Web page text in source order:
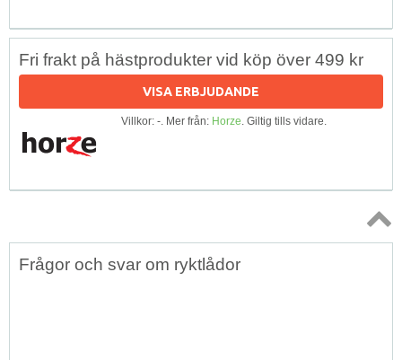
Fri frakt på hästprodukter vid köp över 499 kr
VISA ERBJUDANDE
Villkor: -. Mer från: Horze. Giltig tills vidare.
Topp
Frågor och svar om ryktlådor